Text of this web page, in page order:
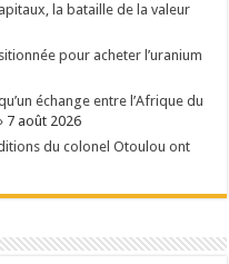
la bataille de la valeur
pour acheter l’uranium
échange entre l’Afrique du
7 août 2026
du colonel Otoulou ont